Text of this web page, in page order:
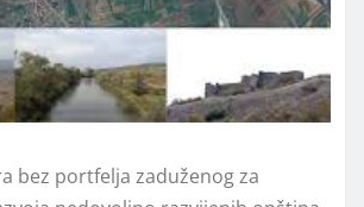
bez portfelja zaduženog za